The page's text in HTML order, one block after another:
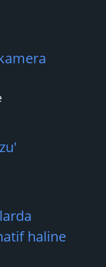
haline